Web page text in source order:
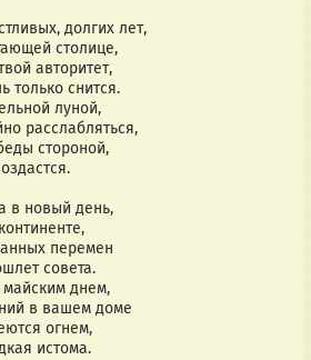
долгих лет,
столице,
авторитет,
только снится.
луной,
расслабляться,
стороной,
в новый день,
перемен
совета.
днем,
в вашем доме
огнем,
истома.